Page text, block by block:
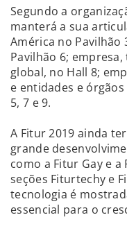
Segundo a
manterá a sua
América no Pavilhão
Pavilhão 6;
global, no Hall 8;
e entidades e
5, 7 e 9.
A Fitur 2019 ainda
grande
como a Fitur Gay e
seções Fiturtechy e
tecnologia é
essencial para o